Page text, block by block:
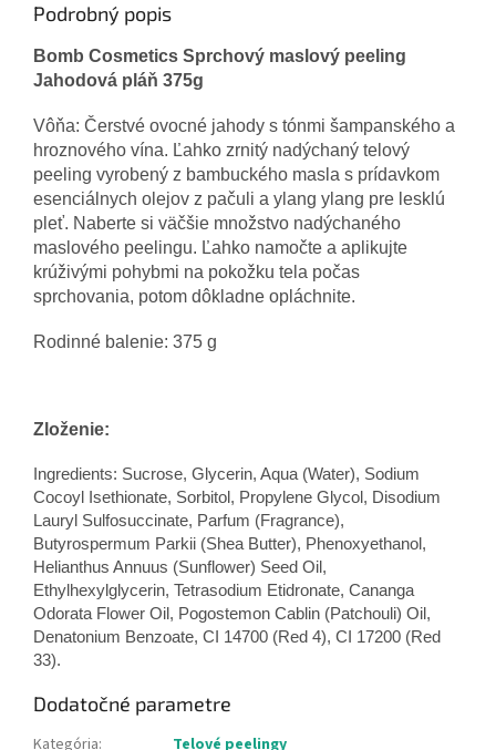
Podrobný popis
Bomb Cosmetics Sprchový maslový peeling
Jahodová pláň 375g
Vôňa: Čerstvé ovocné jahody s tónmi šampanského a
hroznového vína. Ľahko zrnitý nadýchaný telový
peeling vyrobený z bambuckého masla s prídavkom
esenciálnych olejov z pačuli a ylang ylang pre lesklú
pleť. Naberte si väčšie množstvo nadýchaného
maslového peelingu. Ľahko namočte a aplikujte
krúživými pohybmi na pokožku tela počas
sprchovania, potom dôkladne opláchnite.
Rodinné balenie: 375 g
Zloženie:
Ingredients: Sucrose, Glycerin, Aqua (Water), Sodium
Cocoyl Isethionate, Sorbitol, Propylene Glycol, Disodium
Lauryl Sulfosuccinate, Parfum (Fragrance),
Butyrospermum Parkii (Shea Butter), Phenoxyethanol,
Helianthus Annuus (Sunflower) Seed Oil,
Ethylhexylglycerin, Tetrasodium Etidronate, Cananga
Odorata Flower Oil, Pogostemon Cablin (Patchouli) Oil,
Denatonium Benzoate, CI 14700 (Red 4), CI 17200 (Red
33).
Dodatočné parametre
Kategória: Telové peelingy